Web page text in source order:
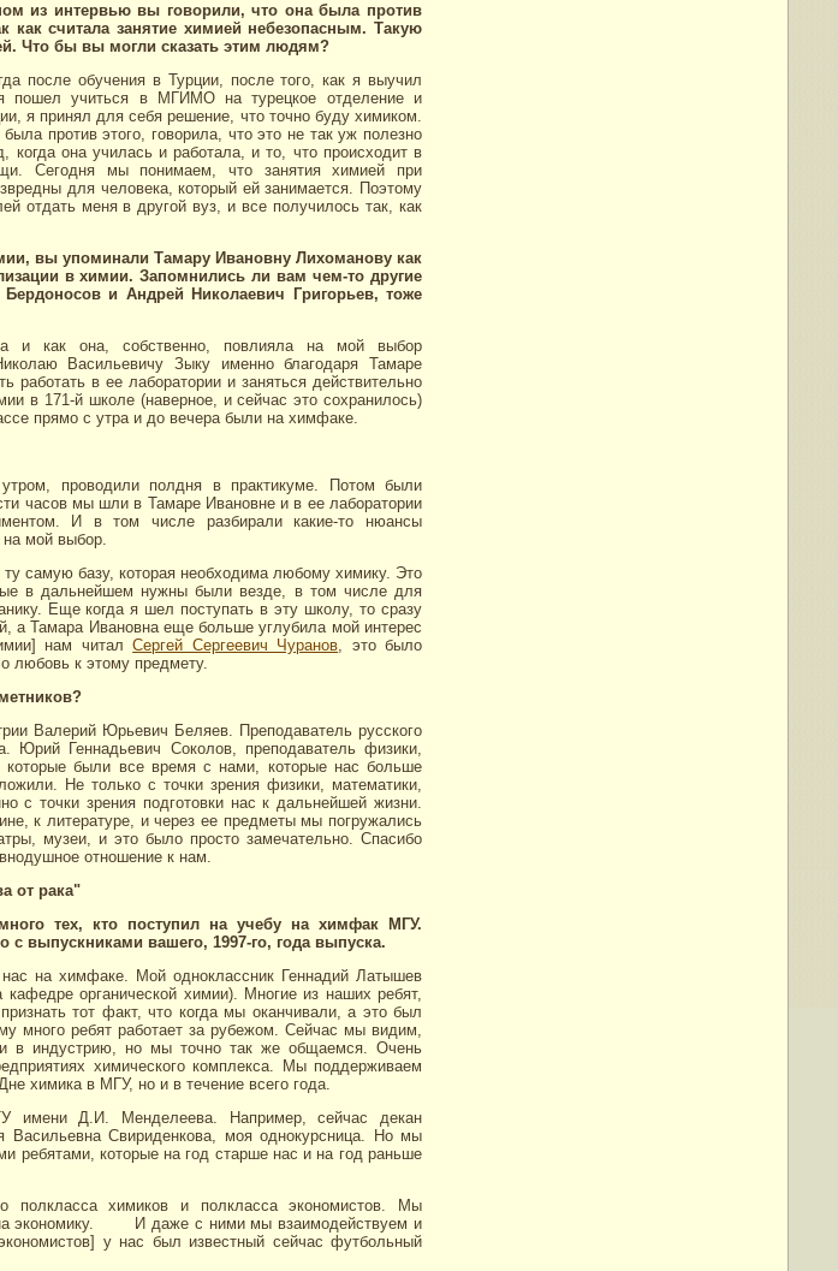
из интервью вы говорили, что она была против
как считала занятие химией небезопасным. Такую
Что бы вы могли сказать этим людям?
после обучения в Турции, после того, как я выучил
пошел учиться в МГИМО на турецкое отделение и
я принял для себя решение, что точно буду химиком.
против этого, говорила, что это не так уж полезно
она училась и работала, и то, что происходит в
Сегодня мы понимаем, что занятия химией при
для человека, который ей занимается. Поэтому
отдать меня в другой вуз, и все получилось так, как
вы упоминали Тамару Ивановну Лихоманову как
в химии. Запомнились ли вам чем-то другие
и Андрей Николаевич Григорьев, тоже
и как она, собственно, повлияла на мой выбор
Васильевичу Зыку именно благодаря Тамаре
в ее лаборатории и заняться действительно
в 171-й школе (наверное, и сейчас это сохранилось)
прямо с утра и до вечера были на химфаке.
проводили полдня в практикуме. Потом были
часов мы шли в Тамаре Ивановне и в ее лаборатории
И в том числе разбирали какие-то нюансы
на мой выбор.
самую базу, которая необходима любому химику. Это
в дальнейшем нужны были везде, в том числе для
Еще когда я шел поступать в эту школу, то сразу
а Тамара Ивановна еще больше углубила мой интерес
нам читалСергей Сергеевич Чуранов, это было
любовь к этому предмету.
Валерий Юрьевич Беляев. Преподаватель русского
Юрий Геннадьевич Соколов, преподаватель физики,
которые были все время с нами, которые нас больше
Не только с точки зрения физики, математики,
с точки зрения подготовки нас к дальнейшей жизни.
к литературе, и через ее предметы мы погружались
музеи, и это было просто замечательно. Спасибо
отношение к нам.
от рака"
тех, кто поступил на учебу на химфак МГУ.
выпускниками вашего, 1997-го, года выпуска.
на химфаке. Мой одноклассник Геннадий Латышев
органической химии). Многие из наших ребят,
тот факт, что когда мы оканчивали, а это был
много ребят работает за рубежом. Сейчас мы видим,
в индустрию, но мы точно так же общаемся. Очень
химического комплекса. Мы поддерживаем
химика в МГУ, но и в течение всего года.
имени Д.И. Менделеева. Например, сейчас декан
Васильевна Свириденкова, моя однокурсница. Но мы
ребятами, которые на год старше нас и на год раньше
химиков и полкласса экономистов. Мы
экономику. И даже с ними мы взаимодействуем и
у нас был известный сейчас футбольный